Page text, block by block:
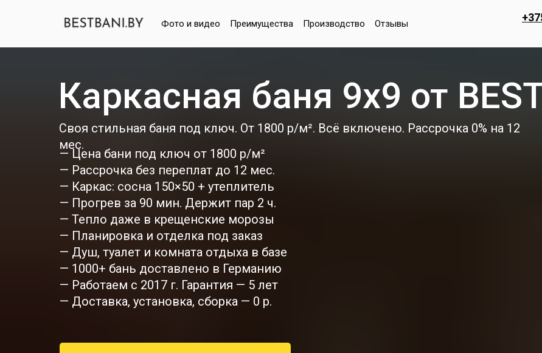
Фото и видео Преимущества Производство Отзывы
— Цена бани под ключ от 1800 р/м²
— Рассрочка без переплат до 12 мес.
— Каркас: сосна 150×50 + утеплитель
— Прогрев за 90 мин. Держит пар 2 ч.
— Тепло даже в крещенские морозы
— Планировка и отделка под заказ
— Душ, туалет и комната отдыха в базе
— 1000+ бань доставлено в Германию
— Работаем с 2017 г. Гарантия — 5 лет
— Доставка, установка, сборка — 0 р.
Своя стильная баня под ключ. От 1800 р/м². Всё включено. Рассрочка 0% на 12
мес.
Каркасная баня 9х9 от